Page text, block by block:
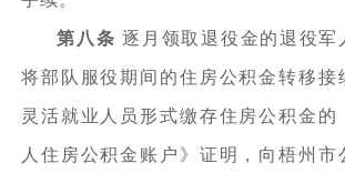
第八条逐月领取退役金的退役军
将部队服役期间的住房公积金转移接
灵活就业人员形式缴存住房公积金的
人住房公积金账户》证明，向梧州市